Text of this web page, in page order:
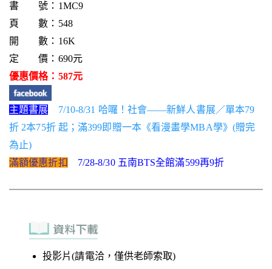
書 號：1MC9
頁 數：548
開 數：16K
定 價：690元
優惠價格：587元
主題書展
7/10-8/31 哈囉！社會——新鮮人書展／單本79
折 2本75折 起；滿399即贈一本《看漫畫學MBA學》(贈完
為止)
滿額優惠折扣
7/28-8/30 五南BTS全館滿599再9折
投影片(請電洽，僅供老師索取)